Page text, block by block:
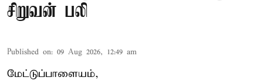
சிறுவன் பலி
Published on: 09 Aug 2026, 12:49 am
மேட்டுப்பாளையம்,